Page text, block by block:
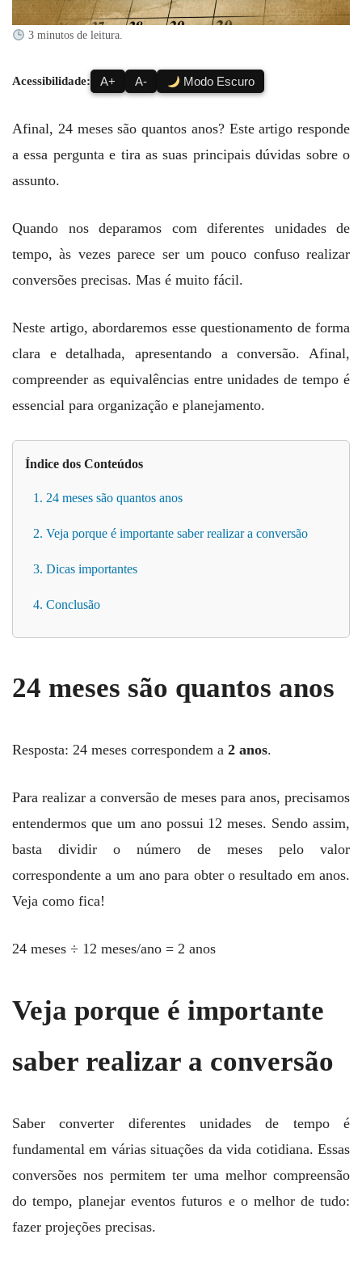
3 minutos de leitura.
Acessibilidade: A+ A- Modo Escuro
Afinal, 24 meses são quantos anos? Este artigo responde
a essa pergunta e tira as suas principais dúvidas sobre o
assunto.
Quando nos deparamos com diferentes unidades de
tempo, às vezes parece ser um pouco confuso realizar
conversões precisas. Mas é muito fácil.
Neste artigo, abordaremos esse questionamento de forma
clara e detalhada, apresentando a conversão. Afinal,
compreender as equivalências entre unidades de tempo é
essencial para organização e planejamento.
Índice dos Conteúdos
1. 24 meses são quantos anos
2. Veja porque é importante saber realizar a conversão
3. Dicas importantes
4. Conclusão
24 meses são quantos anos
Resposta: 24 meses correspondem a 2 anos.
Para realizar a conversão de meses para anos, precisamos
entendermos que um ano possui 12 meses. Sendo assim,
basta dividir o número de meses pelo valor
correspondente a um ano para obter o resultado em anos.
Veja como fica!
24 meses ÷ 12 meses/ano = 2 anos
Veja porque é importante
saber realizar a conversão
Saber converter diferentes unidades de tempo é
fundamental em várias situações da vida cotidiana. Essas
conversões nos permitem ter uma melhor compreensão
do tempo, planejar eventos futuros e o melhor de tudo:
fazer projeções precisas.